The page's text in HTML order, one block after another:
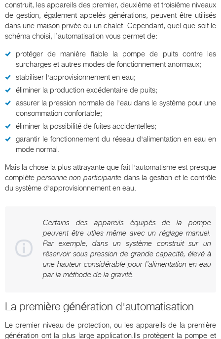
construit, les appareils des premier, deuxième et troisième niveaux
de gestion, également appelés générations, peuvent être utilisés
dans une maison privée ou un chalet. Cependant, quel que soit le
schéma choisi, l’automatisation vous permet de:
protéger de manière fiable la pompe de puits contre les
surcharges et autres modes de fonctionnement anormaux;
stabiliser l'approvisionnement en eau;
éliminer la production excédentaire de puits;
assurer la pression normale de l'eau dans le système pour une
consommation confortable;
éliminer la possibilité de fuites accidentelles;
garantir le fonctionnement du réseau d'alimentation en eau en
mode normal.
Mais la chose la plus attrayante que fait l'automatisme est presque
complète personne non participante dans la gestion et le contrôle
du système d'approvisionnement en eau.
Certains des appareils équipés de la pompe
peuvent être utiles même avec un réglage manuel.
Par exemple, dans un système construit sur un
réservoir sous pression de grande capacité, élevé à
une hauteur considérable pour l’alimentation en eau
par la méthode de la gravité.
La première génération d'automatisation
Le premier niveau de protection, ou les appareils de la première
génération ont la plus large application.Ils protègent la pompe et